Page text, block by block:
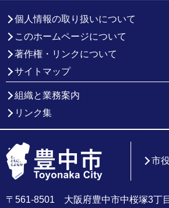
個人情報の取り扱いについて
このホームページについて
著作権・リンクについて
サイトマップ
組織と業務案内
リンク集
〒561-8501 大阪府豊中市中桜塚3丁
市